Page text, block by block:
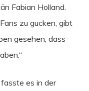
Fabian Holland.
zu gucken, gibt
gesehen, dass
es in der